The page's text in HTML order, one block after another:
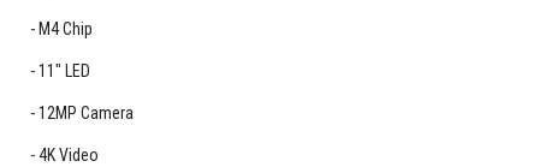
M4 Chip
11" LED
12MP Camera
4K Video